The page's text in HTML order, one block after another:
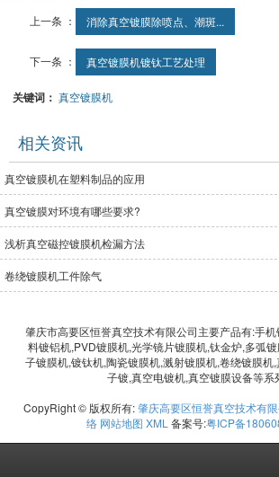
上一条 ： 消除真空镀膜除喷点、潮斑...
下一条 ： 真空镀膜机镀钛工艺处理
关键词：真空镀膜机
相关资讯
真空镀膜机在塑料制品的应用
真空镀膜对环境有哪些要求?
浅析真空磁控镀膜机检漏方法
卷绕镀膜机工件除气
肇庆市高要区恒誉真空技术有限公司主要产品有:手
料镀铝机,PVD镀膜机,光学镜片镀膜机,钛金炉,多弧
子镀膜机,镀钛机,陶瓷镀膜机,溅射镀膜机,卷绕镀膜机
子镀,真空电镀机,真空镀膜设备等系
CopyRight © 版权所有:肇庆高要区恒誉真空技术有
络 网站地图 XML 备案号:粤ICP备